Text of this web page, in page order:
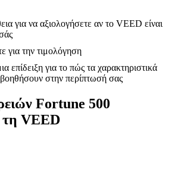
για να αξιολογήσετε αν το VEED είναι
για την τιμολόγηση
επίδειξη για το πώς τα χαρακτηριστικά
στην περίπτωσή σας
Fortune 500
τη VEED